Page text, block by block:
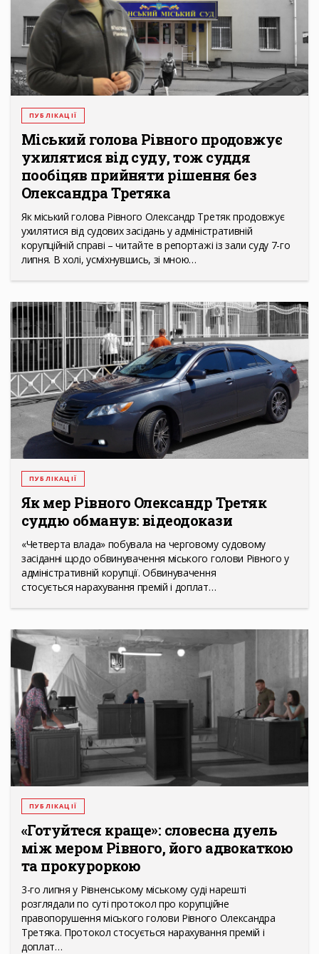
ПУБЛІКАЦІЇ
Міський голова Рівного продовжує
ухилятися від суду, тож суддя
пообіцяв прийняти рішення без
Олександра Третяка
Як міський голова Рівного Олександр Третяк продовжує
ухилятися від судових засідань у адміністративній
корупційній справі – читайте в репортажі із зали суду 7-го
липня. В холі, усміхнувшись, зі мною…
ПУБЛІКАЦІЇ
Як мер Рівного Олександр Третяк
суддю обманув: відеодокази
«Четверта влада» побувала на черговому судовому
засіданні щодо обвинувачення міського голови Рівного у
адміністративній корупції. Обвинувачення
стосується нарахування премій і доплат…
ПУБЛІКАЦІЇ
«Готуйтеся краще»: словесна дуель
між мером Рівного, його адвокаткою
та прокуроркою
3-го липня у Рівненському міському суді нарешті
розглядали по суті протокол про корупційне
правопорушення міського голови Рівного Олександра
Третяка. Протокол стосується нарахування премій і
доплат…